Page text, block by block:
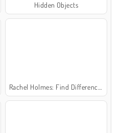
Hidden Objects